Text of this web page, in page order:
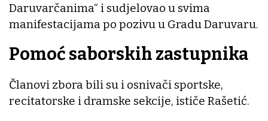
Daruvarčanima“ i sudjelovao u svima
manifestacijama po pozivu u Gradu Daruvaru.
Pomoć saborskih zastupnika
Članovi zbora bili su i osnivači sportske,
recitatorske i dramske sekcije, ističe Rašetić.